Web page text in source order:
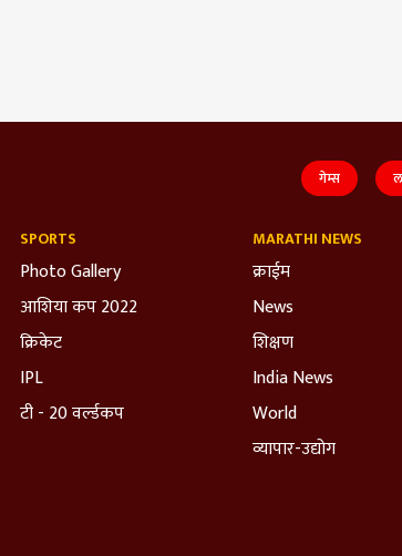
गेम्स
SPORTS
Photo Gallery
आशिया कप 2022
क्रिकेट
IPL
टी - 20 वर्ल्डकप
MARATHI NEWS
क्राईम
News
शिक्षण
India News
World
व्यापार-उद्योग